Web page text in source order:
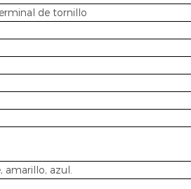
de tornillo
amarillo, azul.